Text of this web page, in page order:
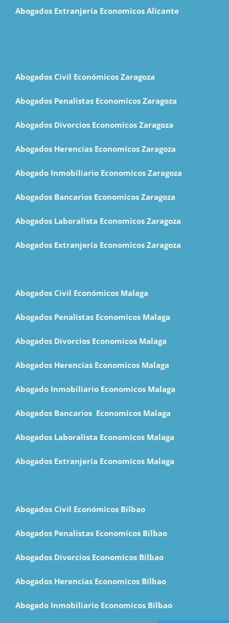
Abogados Extranjería Economicos Alicante
Abogados Civil Económicos Zaragoza
Abogados Penalistas Economicos Zaragoza
Abogados Divorcios Economicos Zaragoza
Abogados Herencias Economicos Zaragoza
Abogado Inmobiliario Economicos Zaragoza
Abogados Bancarios Economicos Zaragoza
Abogados Laboralista Economicos Zaragoza
Abogados Extranjería Economicos Zaragoza
Abogados Civil Económicos Malaga
Abogados Penalistas Economicos Malaga
Abogados Divorcios Economicos Malaga
Abogados Herencias Economicos Malaga
Abogado Inmobiliario Economicos Malaga
Abogados Bancarios Economicos Malaga
Abogados Laboralista Economicos Malaga
Abogados Extranjería Economicos Malaga
Abogados Civil Económicos Bilbao
Abogados Penalistas Economicos Bilbao
Abogados Divorcios Economicos Bilbao
Abogados Herencias Economicos Bilbao
Abogado Inmobiliario Economicos Bilbao